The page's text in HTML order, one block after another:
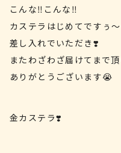
こんな‼️こんな‼️
カステラはじめてですぅ
差し入れでいただき❣️
またわざわざ届けてまで
ありがとうございます😭
金カステラ❣️